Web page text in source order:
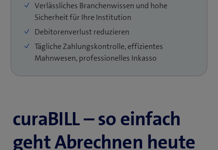
Verlässliches Branchenwissen und hohe
Sicherheit für Ihre Institution
Debitorenverlust reduzieren
Tägliche Zahlungskontrolle, effizientes
Mahnwesen, professionelles Inkasso
curaBILL – so einfach
geht Abrechnen heute